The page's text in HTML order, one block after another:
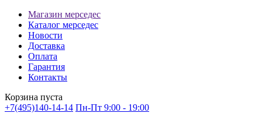
Магазин мерседес
Каталог мерседес
Новости
Доставка
Оплата
Гарантия
Контакты
Корзина пуста
+7(495)140-14-14 Пн-Пт 9:00 - 19:00